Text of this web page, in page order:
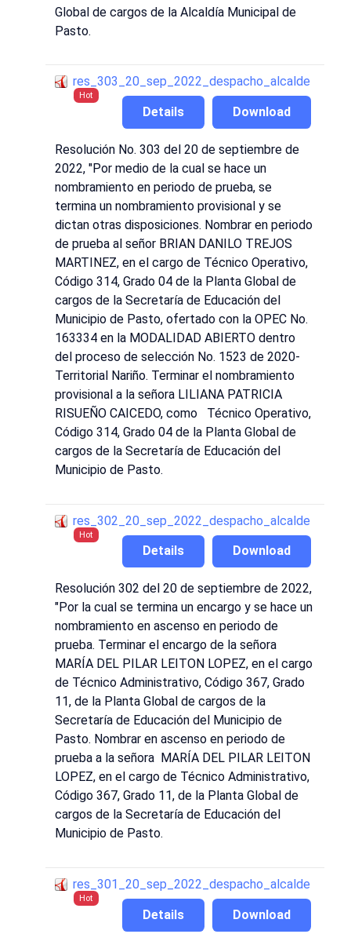
Global de cargos de la Alcaldía Municipal de
Pasto.
res_303_20_sep_2022_despacho_alcalde
Hot
Download
Details
Resolución No. 303 del 20 de septiembre de
2022, "Por medio de la cual se hace un
nombramiento en periodo de prueba, se
termina un nombramiento provisional y se
dictan otras disposiciones. Nombrar en periodo
de prueba al señor BRIAN DANILO TREJOS
MARTINEZ, en el cargo de Técnico Operativo,
Código 314, Grado 04 de la Planta Global de
cargos de la Secretaría de Educación del
Municipio de Pasto, ofertado con la OPEC No.
163334 en la MODALIDAD ABIERTO dentro
del proceso de selección No. 1523 de 2020-
Territorial Nariño. Terminar el nombramiento
provisional a la señora LILIANA PATRICIA
RISUEÑO CAICEDO, como Técnico Operativo,
Código 314, Grado 04 de la Planta Global de
cargos de la Secretaría de Educación del
Municipio de Pasto.
res_302_20_sep_2022_despacho_alcalde
Hot
Download
Details
Resolución 302 del 20 de septiembre de 2022,
"Por la cual se termina un encargo y se hace un
nombramiento en ascenso en periodo de
prueba. Terminar el encargo de la señora
MARÍA DEL PILAR LEITON LOPEZ, en el cargo
de Técnico Administrativo, Código 367, Grado
11, de la Planta Global de cargos de la
Secretaría de Educación del Municipio de
Pasto. Nombrar en ascenso en periodo de
prueba a la señora MARÍA DEL PILAR LEITON
LOPEZ, en el cargo de Técnico Administrativo,
Código 367, Grado 11, de la Planta Global de
cargos de la Secretaría de Educación del
Municipio de Pasto.
res_301_20_sep_2022_despacho_alcalde
Hot
Download
Details